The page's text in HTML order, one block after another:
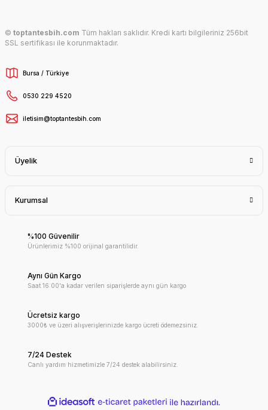
© toptantesbih.com Tüm hakları saklıdır. Kredi kartı bilgileriniz 256bit
SSL sertifikası ile korunmaktadır.
Bursa / Türkiye
0530 229 4520
iletisim@toptantesbih.com
Üyelik
Kurumsal
%100 Güvenilir
Ürünlerimiz %100 orijinal garantilidir.
Aynı Gün Kargo
Saat 16:00'a kadar verilen siparişlerde aynı gün kargo
Ücretsiz kargo
3000₺ ve üzeri alışverişlerinizde kargo ücreti ödemezsiniz.
7/24 Destek
Canlı yardım hizmetimizle 7/24 destek alabilirsiniz.
ideasoft
e-